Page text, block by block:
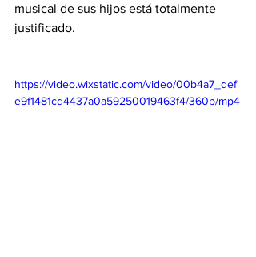
musical de sus hijos está totalmente
justificado.
https://video.wixstatic.com/video/00b4a7_def
e9f1481cd4437a0a59250019463f4/360p/mp4